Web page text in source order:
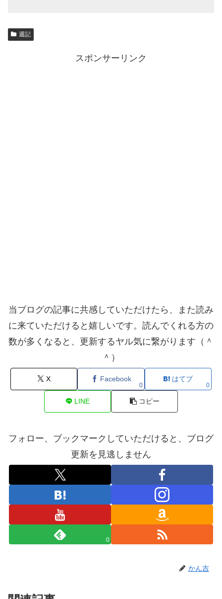
週記
スポンサーリンク
当ブログの記事に共感していただけたら、また読み
に来ていただけると嬉しいです。読んでくれる方の
数が多くなると、更新するヤル気に繋がります（＾
＾）
X Facebook
0
はてブ
0
LINE コピー
フォロー、ブックマークしていただけると、ブログ
更新を見逃しません
0
かん吉